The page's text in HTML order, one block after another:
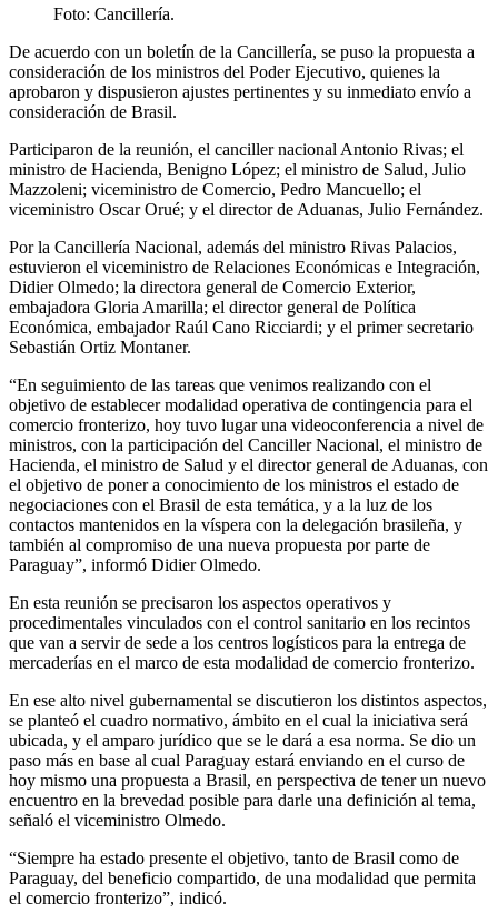
Foto: Cancillería.
De acuerdo con un boletín de la Cancillería, se puso la propuesta a
consideración de los ministros del Poder Ejecutivo, quienes la
aprobaron y dispusieron ajustes pertinentes y su inmediato envío a
consideración de Brasil.
Participaron de la reunión, el canciller nacional Antonio Rivas; el
ministro de Hacienda, Benigno López; el ministro de Salud, Julio
Mazzoleni; viceministro de Comercio, Pedro Mancuello; el
viceministro Oscar Orué; y el director de Aduanas, Julio Fernández.
Por la Cancillería Nacional, además del ministro Rivas Palacios,
estuvieron el viceministro de Relaciones Económicas e Integración,
Didier Olmedo; la directora general de Comercio Exterior,
embajadora Gloria Amarilla; el director general de Política
Económica, embajador Raúl Cano Ricciardi; y el primer secretario
Sebastián Ortiz Montaner.
“En seguimiento de las tareas que venimos realizando con el
objetivo de establecer modalidad operativa de contingencia para el
comercio fronterizo, hoy tuvo lugar una videoconferencia a nivel de
ministros, con la participación del Canciller Nacional, el ministro de
Hacienda, el ministro de Salud y el director general de Aduanas, con
el objetivo de poner a conocimiento de los ministros el estado de
negociaciones con el Brasil de esta temática, y a la luz de los
contactos mantenidos en la víspera con la delegación brasileña, y
también al compromiso de una nueva propuesta por parte de
Paraguay”, informó Didier Olmedo.
En esta reunión se precisaron los aspectos operativos y
procedimentales vinculados con el control sanitario en los recintos
que van a servir de sede a los centros logísticos para la entrega de
mercaderías en el marco de esta modalidad de comercio fronterizo.
En ese alto nivel gubernamental se discutieron los distintos aspectos,
se planteó el cuadro normativo, ámbito en el cual la iniciativa será
ubicada, y el amparo jurídico que se le dará a esa norma. Se dio un
paso más en base al cual Paraguay estará enviando en el curso de
hoy mismo una propuesta a Brasil, en perspectiva de tener un nuevo
encuentro en la brevedad posible para darle una definición al tema,
señaló el viceministro Olmedo.
“Siempre ha estado presente el objetivo, tanto de Brasil como de
Paraguay, del beneficio compartido, de una modalidad que permita
el comercio fronterizo”, indicó.